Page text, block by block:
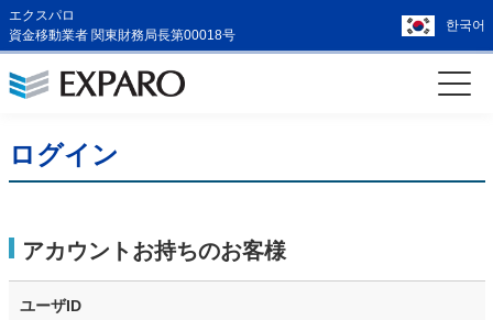
エクスパロ
資金移動業者 関東財務局長第00018号
한국어
ログイン
アカウントお持ちのお客様
ユーザID